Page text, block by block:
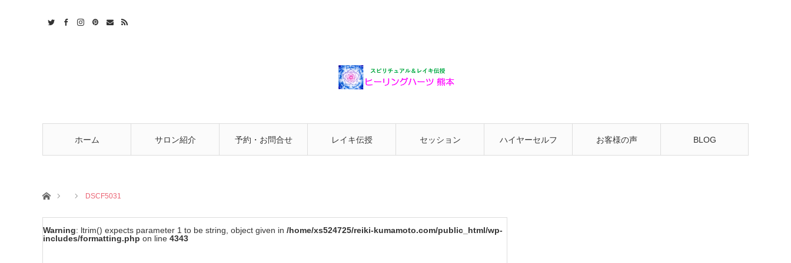
ホーム サロン紹介 予約・お問合せ レイキ伝授 セッション ハイヤーセルフ お客様の声 BLOG
ホーム DSCF5031
Warning: ltrim() expects parameter 1 to be string, object given in /home/xs524725/reiki-kumamoto.com/public_html/wp-
includes/formatting.php on line 4343